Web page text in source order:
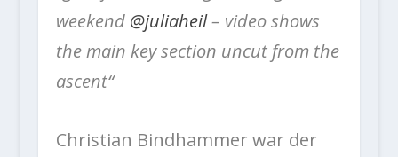
weekend @juliaheil– video shows
the main key section uncut from the
ascent“
Christian Bindhammer war der